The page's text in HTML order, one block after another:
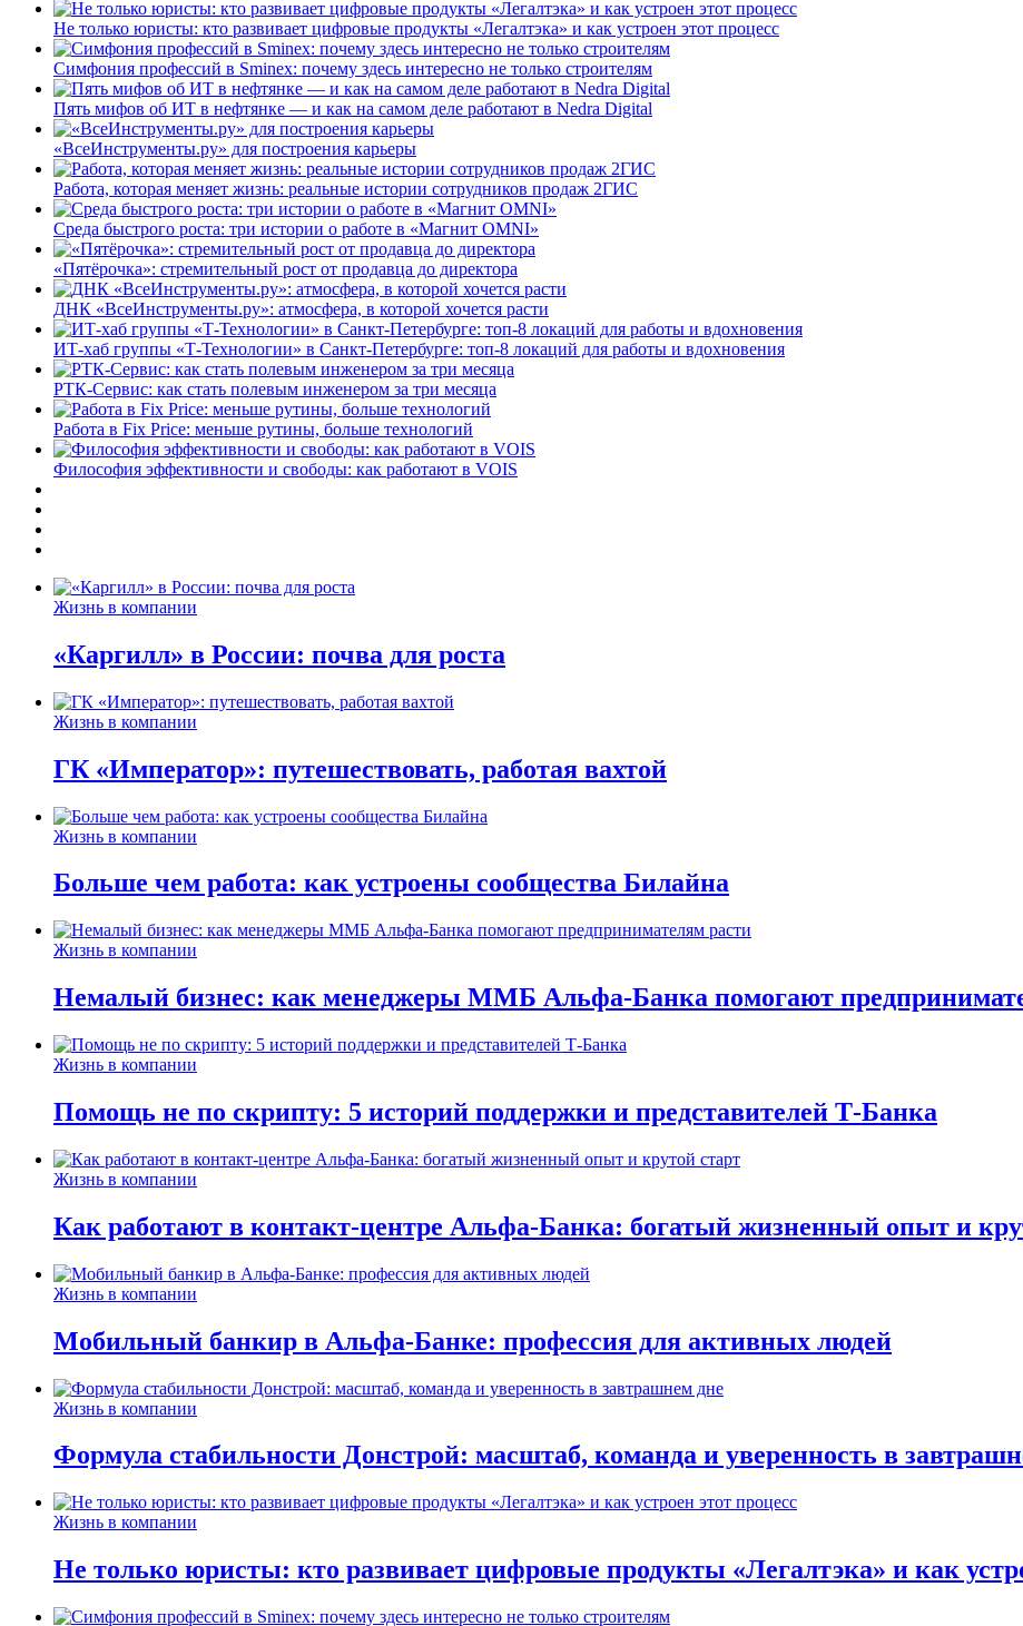
Не только юристы: кто развивает цифровые продукты «Легалтэка» и как устроен этот процесс
Симфония профессий в Sminex: почему здесь интересно не только строителям
Пять мифов об ИТ в нефтянке — и как на самом деле работают в Nedra Digital
«ВсеИнструменты.ру» для построения карьеры
Работа, которая меняет жизнь: реальные истории сотрудников продаж 2ГИС
Среда быстрого роста: три истории о работе в «Магнит OMNI»
«Пятёрочка»: стремительный рост от продавца до директора
ДНК «ВсеИнструменты.ру»: атмосфера, в которой хочется расти
ИТ-хаб группы «Т-Технологии» в Санкт-Петербурге: топ-8 локаций для работы и вдохновения
РТК-Сервис: как стать полевым инженером за три месяца
Работа в Fix Price: меньше рутины, больше технологий
Философия эффективности и свободы: как работают в VOIS
Жизнь в компании
«Каргилл» в России: почва для роста
Жизнь в компании
ГК «Император»: путешествовать, работая вахтой
Жизнь в компании
Больше чем работа: как устроены сообщества Билайна
Жизнь в компании
Немалый бизнес: как менеджеры ММБ Альфа-Банка помогают
Жизнь в компании
Помощь не по скрипту: 5 историй поддержки и представителей Т-Банка
Жизнь в компании
Как работают в контакт-центре Альфа-Банка: богатый жизненный опыт и
Жизнь в компании
Мобильный банкир в Альфа-Банке: профессия для активных людей
Жизнь в компании
Формула стабильности Донстрой: масштаб, команда и уверенность в
Жизнь в компании
Не только юристы: кто развивает цифровые продукты «Легалтэка» и как